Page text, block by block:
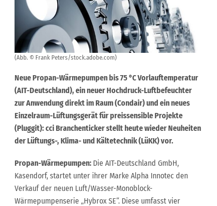
(Abb. © Frank Peters/stock.adobe.com)
Neue Propan-Wärmepumpen bis 75 °C Vorlauftemperatur
(AIT-Deutschland), ein neuer Hochdruck-Luftbefeuchter
zur Anwendung direkt im Raum (Condair) und ein neues
Einzelraum-Lüftungsgerät für preissensible Projekte
(Pluggit): cci Branchenticker stellt heute wieder Neuheiten
der Lüftungs-, Klima- und Kältetechnik (LüKK) vor.
Propan-Wärmepumpen: Die AIT-Deutschland GmbH,
Kasendorf, startet unter ihrer Marke Alpha Innotec den
Verkauf der neuen Luft/Wasser-Monoblock-
Wärmepumpenserie „Hybrox SE“. Diese umfasst vier